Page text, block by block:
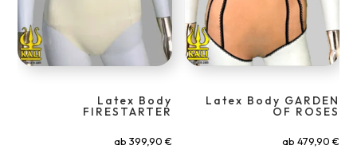
Latex Body
FIRESTARTER
ab 399,90 €
Latex Body GARDEN
OF ROSES
ab 479,90 €